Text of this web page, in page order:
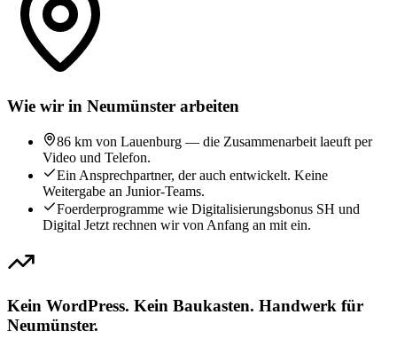
Wie wir in Neumünster arbeiten
86 km von Lauenburg — die Zusammenarbeit laeuft per
Video und Telefon.
Ein Ansprechpartner, der auch entwickelt. Keine
Weitergabe an Junior-Teams.
Foerderprogramme wie Digitalisierungsbonus SH und
Digital Jetzt rechnen wir von Anfang an mit ein.
Kein WordPress. Kein Baukasten. Handwerk für
Neumünster.